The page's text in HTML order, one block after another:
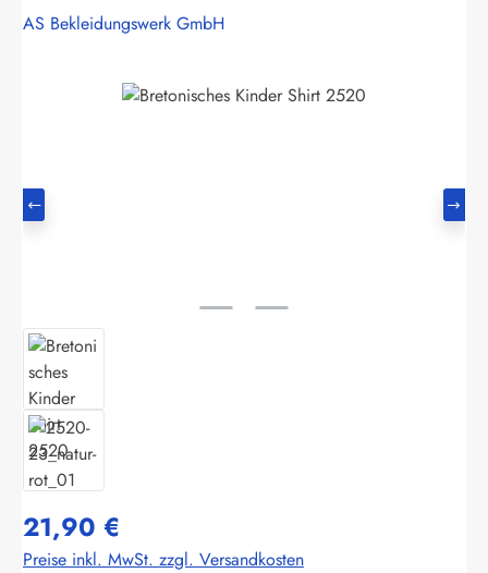
AS Bekleidungswerk GmbH
Bildergalerie überspringen
21,90 €
Preise inkl. MwSt. zzgl. Versandkosten